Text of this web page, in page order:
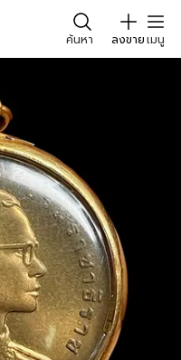
ค้นหา ลงขายเมนู